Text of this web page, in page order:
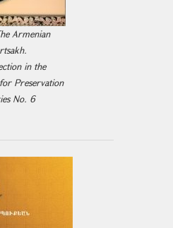
Armenian
in the
Preservation
No. 6